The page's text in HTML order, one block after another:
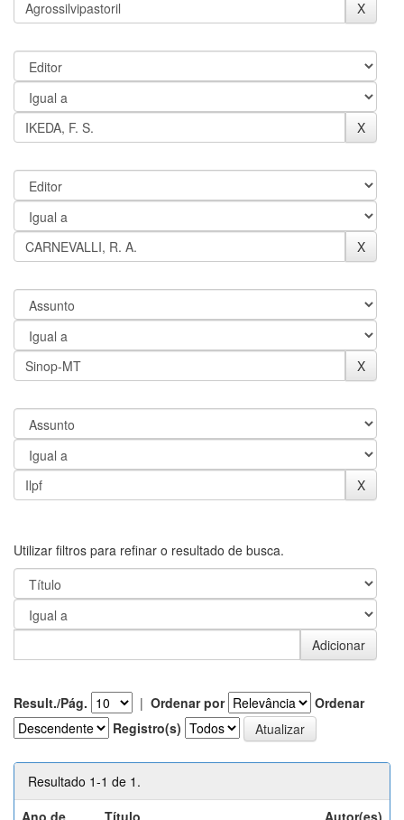
Utilizar filtros para refinar o resultado de busca.
Result./Pág. | Ordenar por
Ordenar
Registro(s)
Resultado 1-1 de 1.
Ano de
Título Autor(es)